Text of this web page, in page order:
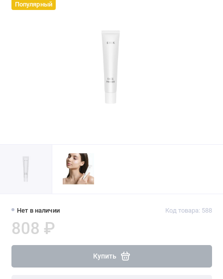
Популярный
Нет в наличии Код товара: 588
808 ₽
Купить